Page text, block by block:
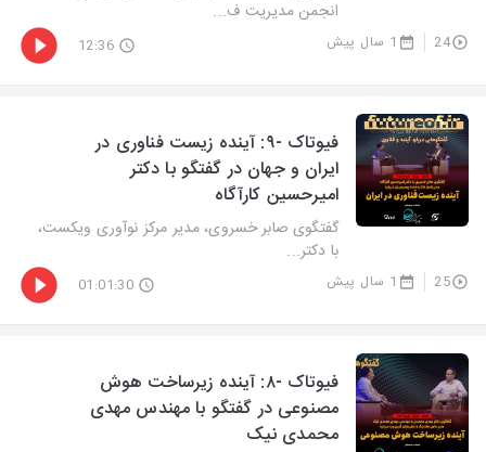
انجمن مدیریت ف...
24 1 سال پیش 12:36
فیوتاک -۹: آینده زیست فناوری در
ایران و جهان در گفتگو با دکتر
امیرحسین کارآگاه
گفتگوی صابر خسروی، مدیر مرکز نوآوری ویکست،
با دکتر...
25 1 سال پیش 01:01:30
فیوتاک -۸: آینده زیرساخت هوش
مصنوعی در گفتگو با مهندس مهدی
محمدی نیک